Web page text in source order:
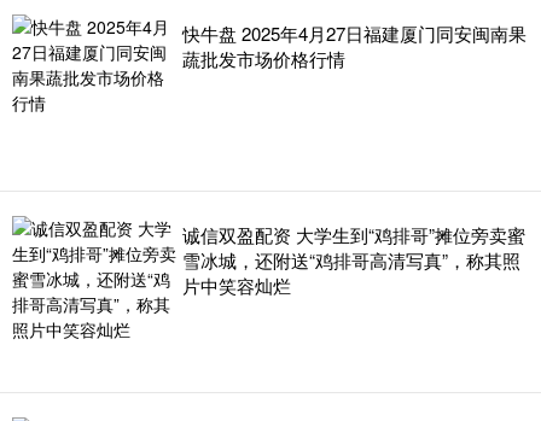
快牛盘 2025年4月27日福建厦门同安闽南果
蔬批发市场价格行情
诚信双盈配资 大学生到“鸡排哥”摊位旁卖蜜
雪冰城，还附送“鸡排哥高清写真”，称其照
片中笑容灿烂